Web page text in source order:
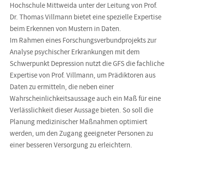
Hochschule Mittweida unter der Leitung von Prof.
Dr. Thomas Villmann bietet eine spezielle Expertise
beim Erkennen von Mustern in Daten.
Im Rahmen eines Forschungsverbundprojekts zur
Analyse psychischer Erkrankungen mit dem
Schwerpunkt Depression nutzt die GFS die fachliche
Expertise von Prof. Villmann, um Prädiktoren aus
Daten zu ermitteln, die neben einer
Wahrscheinlichkeitsaussage auch ein Maß für eine
Verlässlichkeit dieser Aussage bieten. So soll die
Planung medizinischer Maßnahmen optimiert
werden, um den Zugang geeigneter Personen zu
einer besseren Versorgung zu erleichtern.